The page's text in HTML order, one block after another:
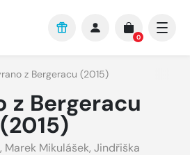
0
z Bergeracu (2015)
z Bergeracu
(2015)
, Marek Mikulášek, Jindřiška